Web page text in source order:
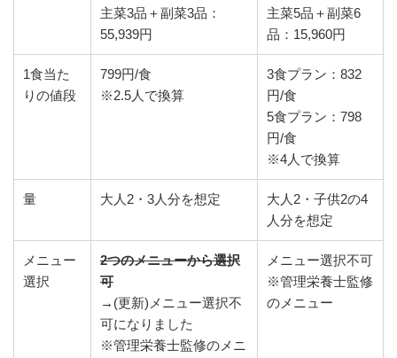
主菜3品＋副菜3品：
55,939円
主菜5品＋副菜6
品：15,960円
1食当た
りの値段
799円/食
※2.5人で換算
3食プラン：832
円/食
5食プラン：798
円/食
※4人で換算
量 大人2・3人分を想定
大人2・子供2の4
人分を想定
メニュー
選択
2つのメニューから選択
可
→(更新)メニュー選択不
可になりました
※管理栄養士監修のメニ
メニュー選択不可
※管理栄養士監修
のメニュー